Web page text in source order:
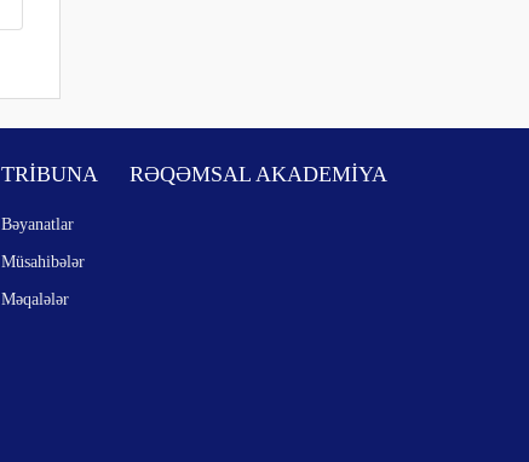
TRİBUNA
Bəyanatlar
Müsahibələr
Məqalələr
RƏQƏMSAL AKADEMİYA